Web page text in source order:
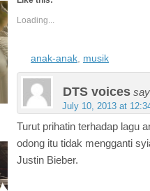
(Opens
new
window)
new
window)
Loading...
anak-anak, musik
DTS voices
July 10, 2013 at
Turut prihatin terhadap lagu
odong itu tidak mengganti
Justin Bieber.